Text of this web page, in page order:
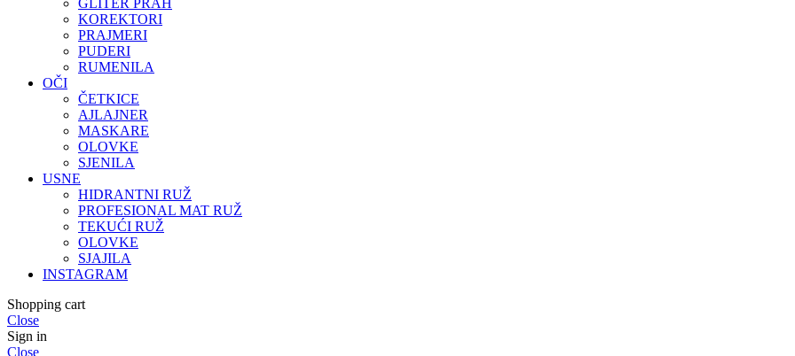
KOREKTORI
PRAJMERI
PUDERI
RUMENILA
OČI
ČETKICE
AJLAJNER
MASKARE
OLOVKE
SJENILA
USNE
HIDRANTNI RUŽ
PROFESIONAL MAT RUŽ
TEKUĆI RUŽ
OLOVKE
SJAJILA
INSTAGRAM
Shopping cart
Close
Sign in
Close